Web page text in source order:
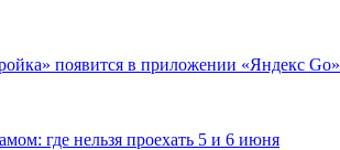
появится в приложении «Яндекс Go»
где нельзя проехать 5 и 6 июня